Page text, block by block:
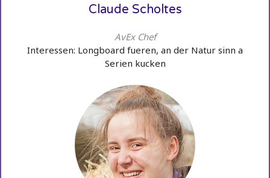
Claude Scholtes
AvEx Chef
Interessen: Longboard fueren, an der Natur sinn a
Serien kucken